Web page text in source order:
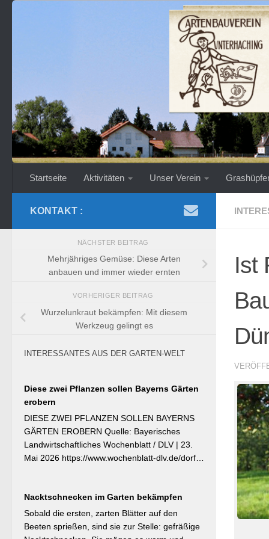
Startseite Aktivitäten Unser Verein
Ist
KONTAKT :
NÄCHSTER BEITRAG
Mehrjähriges Gemüse: Diese Arten
anbauen und immer wieder ernten
VORHERIGER BEITRAG
Wurzelunkraut bekämpfen: Mit diesem
Werkzeug gelingt es
INTERESSANTES AUS DER GARTEN-WELT
Diese zwei Pflanzen sollen Bayerns Gärten
erobern
DIESE ZWEI PFLANZEN SOLLEN BAYERNS
GÄRTEN EROBERN Quelle: Bayerisches
Landwirtschaftliches Wochenblatt / DLV | 23.
Mai 2026 https://www.wochenblatt-dlv.de/dorf-
Bayerische Pflanze des Jahres 2026 wurde die
Calibrachoa ‚Feenstaub‘ gekürt — eine
Hängeglöckchen-Sorte mit pink-rosa
Nacktschnecken im Garten bekämpfen
Sobald die ersten, zarten Blätter auf den
Beeten sprießen, sind sie zur Stelle: gefräßige